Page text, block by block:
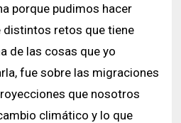
porque pudimos hacer
retos que tiene
de las cosas que yo
fue sobre las migraciones
que nosotros
climático y lo que